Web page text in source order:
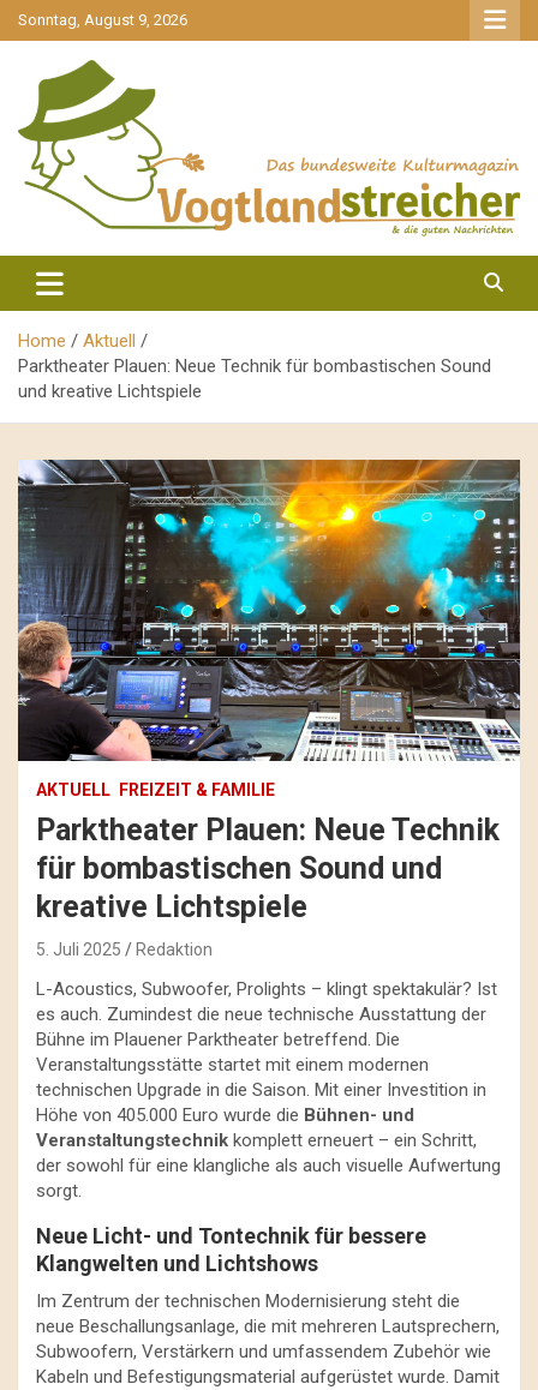
gehe
zum
Sonntag, August 9, 2026
Vogtlandstreicher
Home
Aktuell
Parktheater Plauen: Neue Technik für bombastischen Sound
und kreative Lichtspiele
AKTUELL FREIZEIT & FAMILIE
Parktheater Plauen: Neue Technik
für bombastischen Sound und
kreative Lichtspiele
5. Juli 2025 Redaktion
L-Acoustics, Subwoofer, Prolights – klingt spektakulär? Ist
es auch. Zumindest die neue technische Ausstattung der
Bühne im Plauener Parktheater betreffend. Die
Veranstaltungsstätte startet mit einem modernen
technischen Upgrade in die Saison. Mit einer Investition in
Höhe von 405.000 Euro wurde die Bühnen- und
Veranstaltungstechnik komplett erneuert – ein Schritt,
der sowohl für eine klangliche als auch visuelle Aufwertung
sorgt.
Neue Licht- und Tontechnik für bessere
Klangwelten und Lichtshows
Im Zentrum der technischen Modernisierung steht die
neue Beschallungsanlage, die mit mehreren Lautsprechern,
Subwoofern, Verstärkern und umfassendem Zubehör wie
Kabeln und Befestigungsmaterial aufgerüstet wurde. Damit